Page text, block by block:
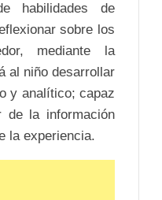
habilidades de
sobre los
mediante la
al niño desarrollar
y analítico; capaz
de la información
la experiencia.